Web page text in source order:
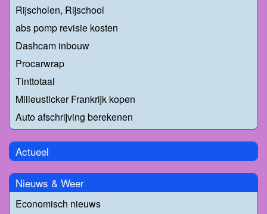
Rijscholen, Rijschool
abs pomp revisie kosten
Dashcam inbouw
Procarwrap
Tinttotaal
Milieusticker Frankrijk kopen
Auto afschrijving berekenen
Actueel
Nieuws & Weer
Economisch nieuws